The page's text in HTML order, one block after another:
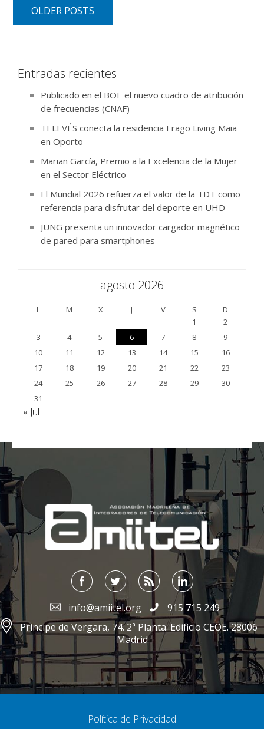
OLDER POSTS
Entradas recientes
Publicado en el BOE el nuevo cuadro de atribución
de frecuencias (CNAF)
TELEVÉS conecta la residencia Erago Living Maia
en Oporto
Marian García, Premio a la Excelencia de la Mujer
en el Sector Eléctrico
El Mundial 2026 refuerza el valor de la TDT como
referencia para disfrutar del deporte en UHD
JUNG presenta un innovador cargador magnético
de pared para smartphones
agosto 2026
L M X J V S
D
1
2
3
4 5 6 7 8
9
10
11 12 13 14 15
16
17
18 19 20 21 22
23
24
25 26 27 28 29
30
31
« Jul
;
info@amiitel.org
915 715 249
Príncipe de Vergara, 74. 2ª Planta. Edificio CEOE. 28006
Madrid
Política de Privacidad